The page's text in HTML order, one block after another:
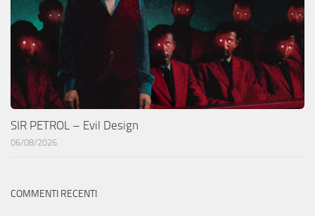
SIR PETROL – Evil Design
06/08/2026
COMMENTI RECENTI